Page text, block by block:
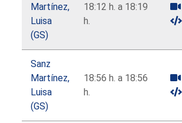
Martínez,
Luisa
(GS)
18:12 h. a 18:19
h.
Sanz
Martínez,
Luisa
(GS)
18:56 h. a 18:56
h.